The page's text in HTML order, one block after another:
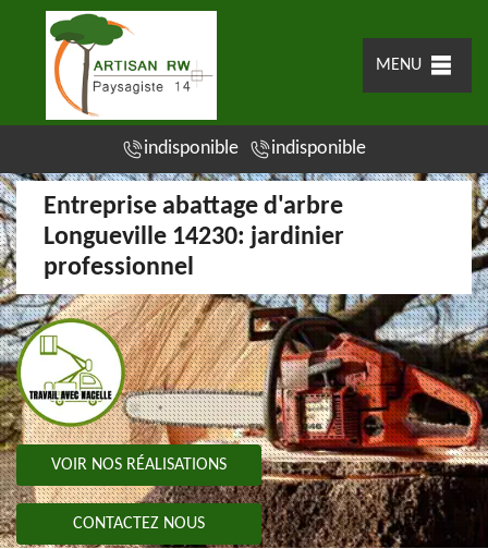
MENU
indisponible indisponible
Entreprise abattage d'arbre
Longueville 14230: jardinier
professionnel
VOIR NOS RÉALISATIONS
CONTACTEZ NOUS